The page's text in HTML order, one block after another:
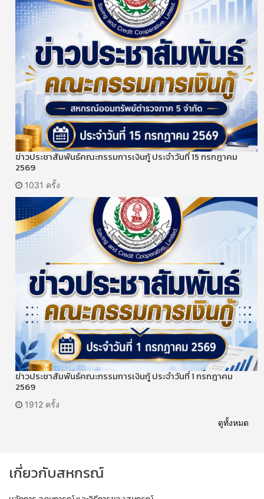
ข่าวประชาสัมพันธ์คณะกรรมการเงินกู้ ประจำวันที่ 15 กรกฎาคม
2569
1031 ครั้ง
ข่าวประชาสัมพันธ์คณะกรรมการเงินกู้ ประจำวันที่ 1 กรกฎาคม
2569
1912 ครั้ง
ดูทั้งหมด
เกี่ยวกับสหกรณ์